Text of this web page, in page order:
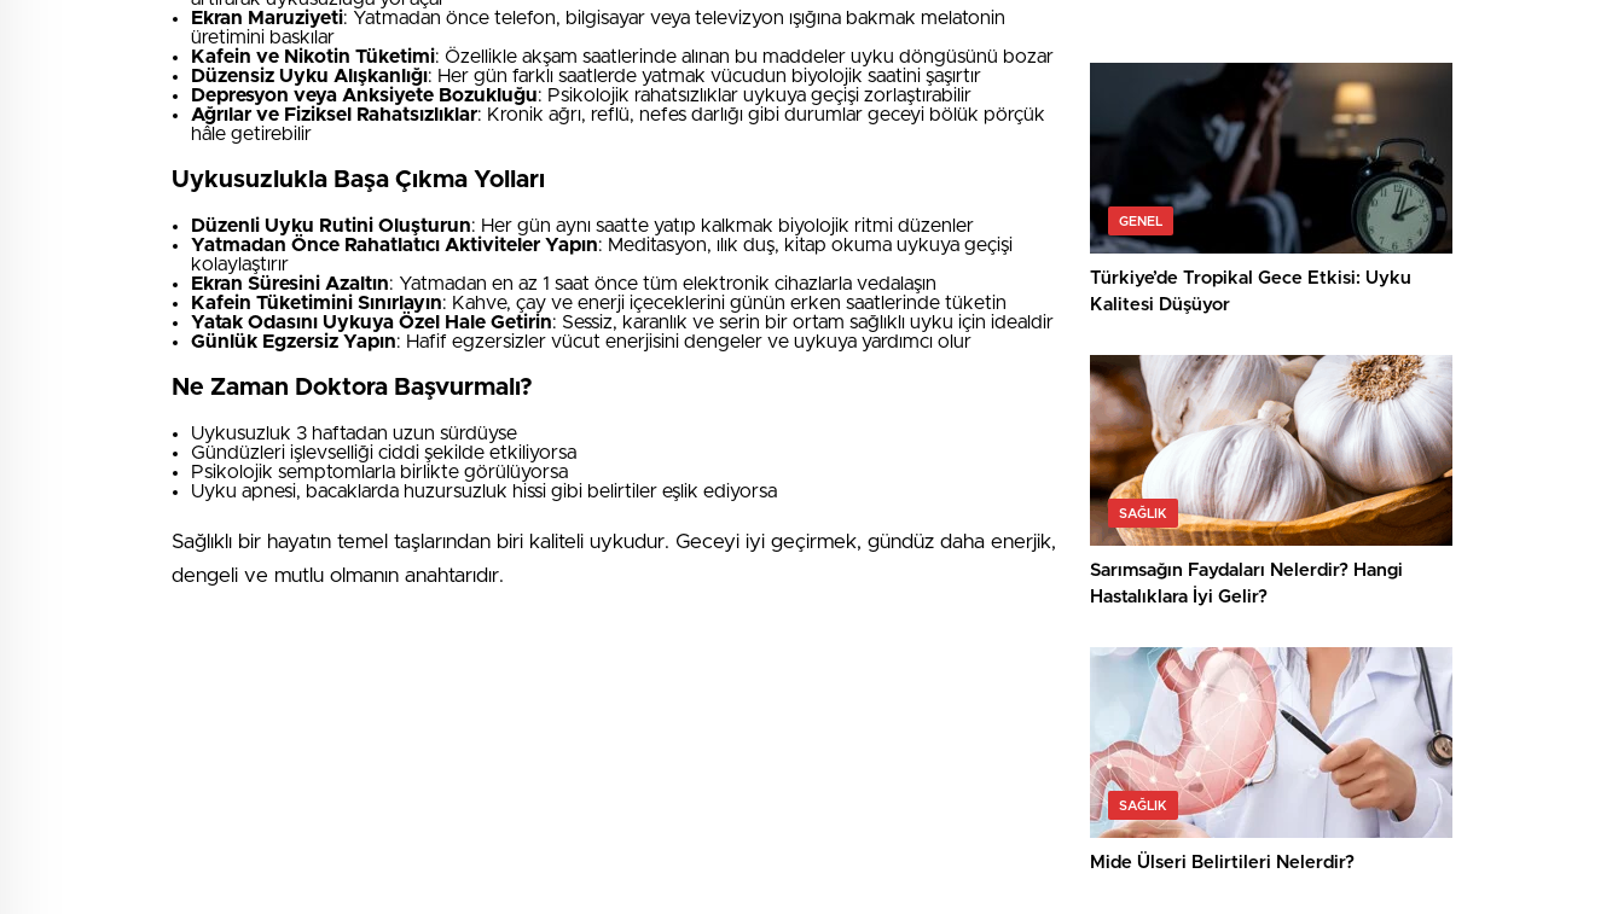
Ekran Maruziyeti: Yatmadan önce telefon, bilgisayar veya televizyon ışığına bakmak melatonin
üretimini baskılar
Kafein ve Nikotin Tüketimi: Özellikle akşam saatlerinde alınan bu maddeler uyku döngüsünü bozar
Düzensiz Uyku Alışkanlığı: Her gün farklı saatlerde yatmak vücudun biyolojik saatini şaşırtır
Depresyon veya Anksiyete Bozukluğu: Psikolojik rahatsızlıklar uykuya geçişi zorlaştırabilir
Ağrılar ve Fiziksel Rahatsızlıklar: Kronik ağrı, reflü, nefes darlığı gibi durumlar geceyi bölük pörçük
hâle getirebilir
Uykusuzlukla Başa Çıkma Yolları
Düzenli Uyku Rutini Oluşturun: Her gün aynı saatte yatıp kalkmak biyolojik ritmi düzenler
Yatmadan Önce Rahatlatıcı Aktiviteler Yapın: Meditasyon, ılık duş, kitap okuma uykuya geçişi
kolaylaştırır
Ekran Süresini Azaltın: Yatmadan en az 1 saat önce tüm elektronik cihazlarla vedalaşın
Kafein Tüketimini Sınırlayın: Kahve, çay ve enerji içeceklerini günün erken saatlerinde tüketin
Yatak Odasını Uykuya Özel Hale Getirin: Sessiz, karanlık ve serin bir ortam sağlıklı uyku için idealdir
Günlük Egzersiz Yapın: Hafif egzersizler vücut enerjisini dengeler ve uykuya yardımcı olur
Ne Zaman Doktora Başvurmalı?
Uykusuzluk 3 haftadan uzun sürdüyse
Gündüzleri işlevselliği ciddi şekilde etkiliyorsa
Psikolojik semptomlarla birlikte görülüyorsa
Uyku apnesi, bacaklarda huzursuzluk hissi gibi belirtiler eşlik ediyorsa
Sağlıklı bir hayatın temel taşlarından biri kaliteli uykudur. Geceyi iyi geçirmek, gündüz daha enerjik,
dengeli ve mutlu olmanın anahtarıdır.
GENEL
Türkiye’de Tropikal Gece Etkisi: Uyku
Kalitesi Düşüyor
SAĞLIK
Sarımsağın Faydaları Nelerdir? Hangi
Hastalıklara İyi Gelir?
SAĞLIK
Mide Ülseri Belirtileri Nelerdir?